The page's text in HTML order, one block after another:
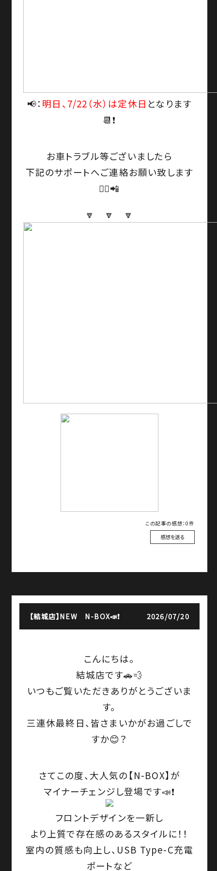
📢： 明日、7/22（水）は定休日 となります
📆❗
お車トラブル等ございましたら
下記のサポートへご連絡お願い致します
🙇‍♀️📲
🔽 🔽 🔽
この記事の感想：0件
感想を送る
【結城店】NEW N-BOX📣❗ 2026/07/20
こんにちは。
結城店です🚗💨
いつもご覧いただきありがとうございま
す。
三連休最終日、皆さまいかがお過ごしで
すか😊？
さてこの度、大人気の 【N-BOX】 が
マイナーチェンジし登場です📣❗
フロントデザインを一新し
より上質で存在感のあるスタイルに！！
室内の質感も向上し、USB Type-C充電
ポートなど